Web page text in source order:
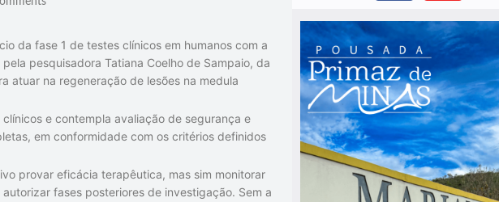
da fase 1 de testes clínicos em humanos com a
pesquisadora Tatiana Coelho de Sampaio, da
atuar na regeneração de lesões na medula
e contempla avaliação de segurança e
em conformidade com os critérios definidos
provar eficácia terapêutica, mas sim monitorar
fases posteriores de investigação. Sem a